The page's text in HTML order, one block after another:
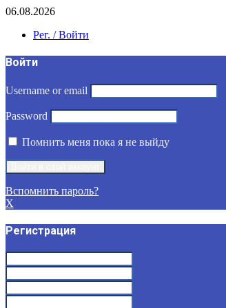
06.08.2026
Рег. / Войти
Войти
Username or email
Password
Помнить меня пока я не выйду
Вспомнить пароль?
X
Регистрация